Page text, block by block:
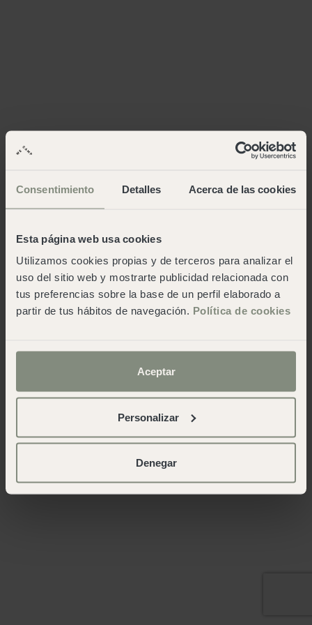
Consentimiento Detalles Acerca de las cookies
Esta página web usa cookies
Utilizamos cookies propias y de terceros para analizar el
uso del sitio web y mostrarte publicidad relacionada con
tus preferencias sobre la base de un perfil elaborado a
partir de tus hábitos de navegación. Política de cookies
Aceptar
Personalizar
Denegar